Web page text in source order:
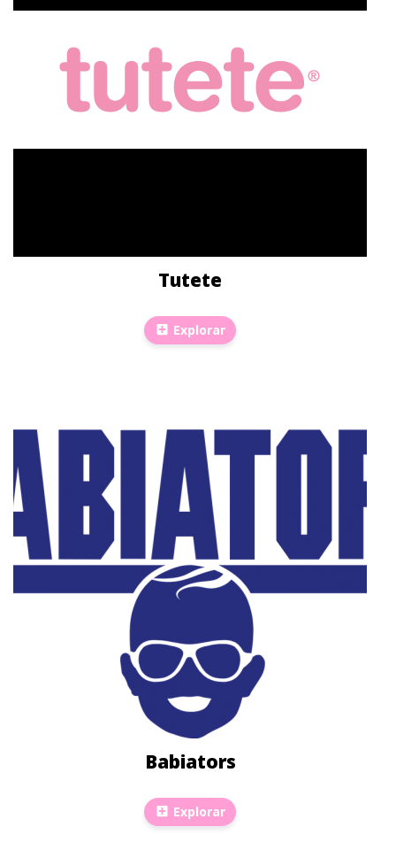
Tutete
Explorar
Babiators
Explorar